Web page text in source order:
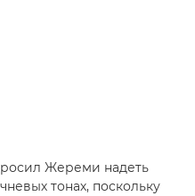
Жереми надеть
тонах, поскольку